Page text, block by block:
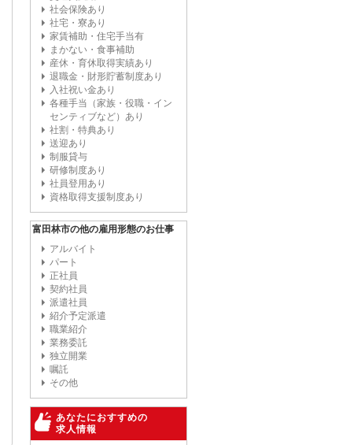
社会保険あり
社宅・寮あり
家賃補助・住宅手当有
まかない・食事補助
産休・育休取得実績あり
退職金・財形貯蓄制度あり
入社祝い金あり
各種手当（家族・役職・イン
センティブなど）あり
社割・特典あり
送迎あり
制服貸与
研修制度あり
社員登用あり
資格取得支援制度あり
富田林市の他の雇用形態のお仕事
アルバイト
パート
正社員
契約社員
派遣社員
紹介予定派遣
職業紹介
業務委託
独立開業
嘱託
その他
あなたにおすすめの
求人情報